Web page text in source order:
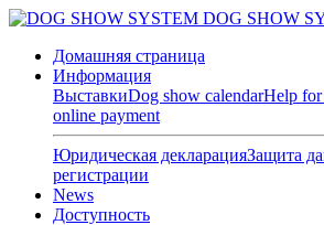
DOG SHOW
Домашняя страница
Информация
ВыставкиDog show calendarHelp
online payment
Юридическая декларацияЗащита
регистрации
News
Доступность